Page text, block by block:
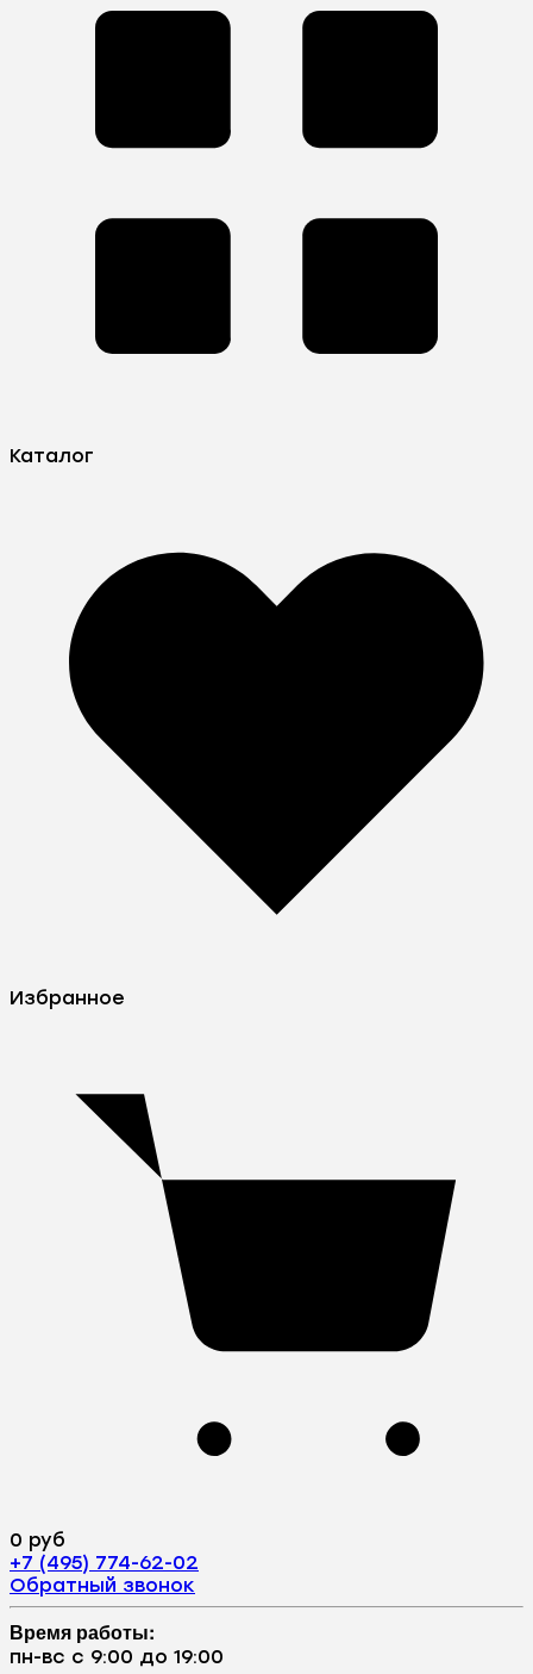
Каталог
Избранное
0 руб
+7 (495) 774-62-02
Обратный звонок
Время работы:
пн-вс с 9:00 до 19:00